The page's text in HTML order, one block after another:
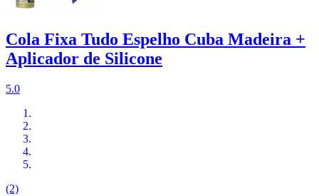
Cola Fixa Tudo Espelho Cuba Madeira +
Aplicador de Silicone
5.0
(2)